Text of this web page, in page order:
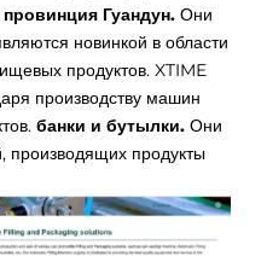
Гуандун. Они
новинкой в области
продуктов. XTIME
производству машин
банки и бутылки. Они
производящих продукты